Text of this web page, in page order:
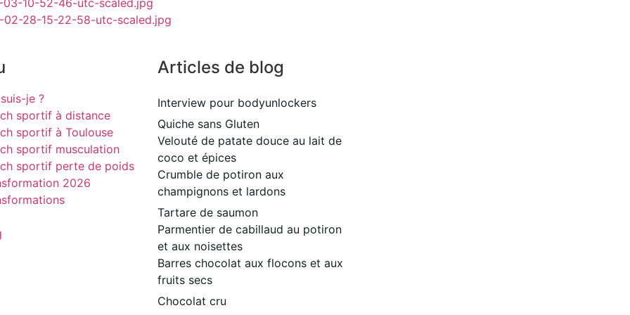
je ?
sportif à distance
sportif à Toulouse
sportif musculation
sportif perte de poids
2026
Articles de blog
Interview pour bodyunlockers
Quiche sans Gluten
Velouté de patate douce au lait de
coco et épices
Crumble de potiron aux
champignons et lardons
Tartare de saumon
Parmentier de cabillaud au potiron
et aux noisettes
Barres chocolat aux flocons et aux
fruits secs
Chocolat cru